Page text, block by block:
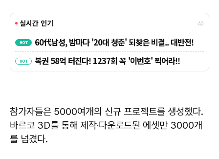
참가자들은 5000여개의 신규 프로젝트를 생성했다.
바르코 3D를 통해 제작‧다운로드된 에셋만 3000개
를 넘겼다.